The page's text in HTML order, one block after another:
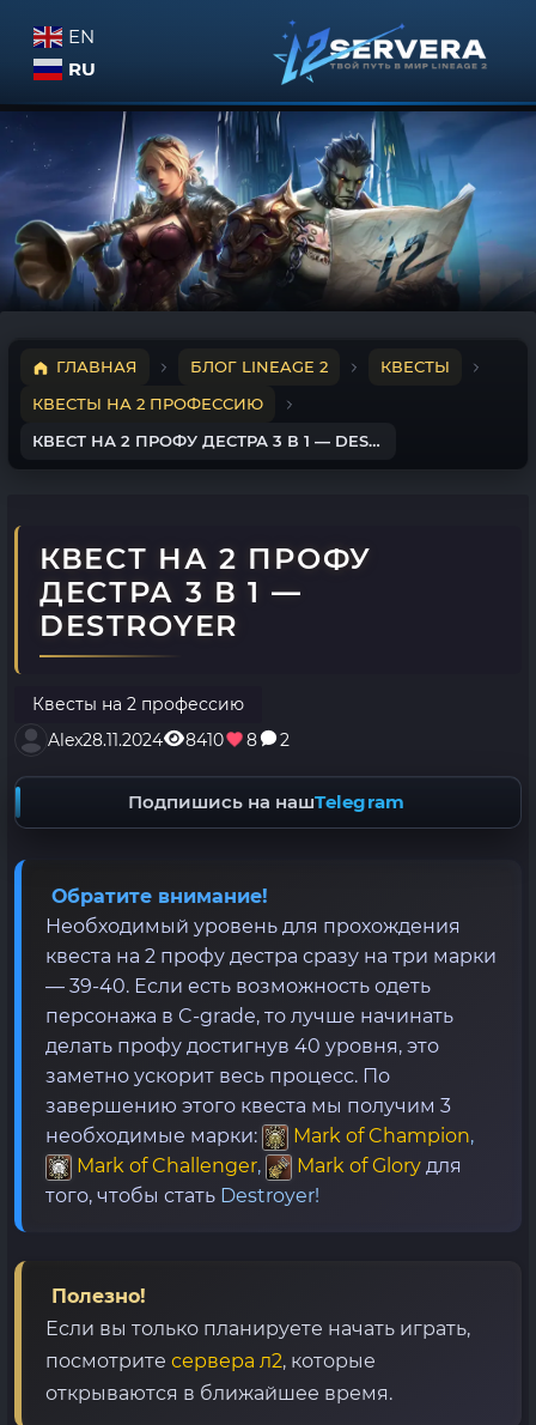
EN
RU
ГЛАВНАЯ БЛОГ LINEAGE 2
КВЕСТЫ
КВЕСТЫ НА 2 ПРОФЕССИЮ
КВЕСТ НА 2 ПРОФУ ДЕСТРА 3 В 1 — DESTROYER
КВЕСТ НА 2 ПРОФУ
ДЕСТРА 3 В 1 —
DESTROYER
Квесты на 2 профессию
Alex28.11.2024 8410 8 2
Подпишись на нашTelegram
Обратите внимание!
Необходимый уровень для прохождения
квеста на 2 профу дестра сразу на три марки
— 39-40. Если есть возможность одеть
персонажа в C-grade, то лучше начинать
делать профу достигнув 40 уровня, это
заметно ускорит весь процесс. По
завершению этого квеста мы получим 3
необходимые марки:
Mark of Champion,
Mark of Challenger, Mark of Glory для
того, чтобы стать Destroyer!
Полезно!
Если вы только планируете начать играть,
посмотрите сервера л2, которые
открываются в ближайшее время.